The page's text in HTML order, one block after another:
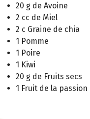
20 g de Avoine
2 cc de Miel
2 c Graine de chia
1 Pomme
1 Poire
1 Kiwi
20 g de Fruits secs
1 Fruit de la passion